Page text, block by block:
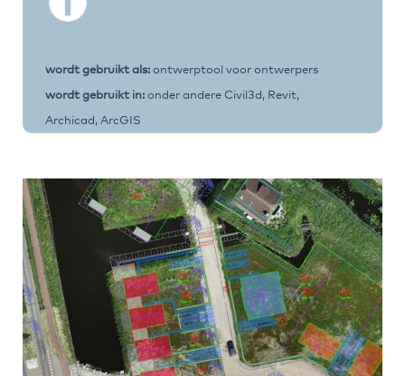
wordt gebruikt als: ontwerptool voor ontwerpers
wordt gebruikt in: onder andere Civil3d, Revit,
Archicad, ArcGIS